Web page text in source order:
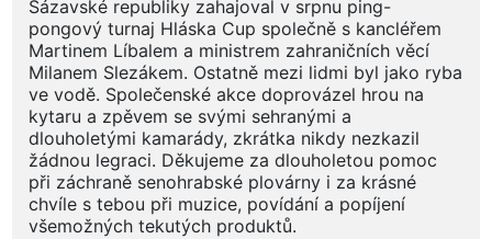
Sázavské republiky zahajoval v srpnu ping-
pongový turnaj Hláska Cup společně s kancléřem
Martinem Líbalem a ministrem zahraničních věcí
Milanem Slezákem. Ostatně mezi lidmi byl jako ryba
ve vodě. Společenské akce doprovázel hrou na
kytaru a zpěvem se svými sehranými a
dlouholetými kamarády, zkrátka nikdy nezkazil
žádnou legraci. Děkujeme za dlouholetou pomoc
při záchraně senohrabské plovárny i za krásné
chvíle s tebou při muzice, povídání a popíjení
všemožných tekutých produktů.